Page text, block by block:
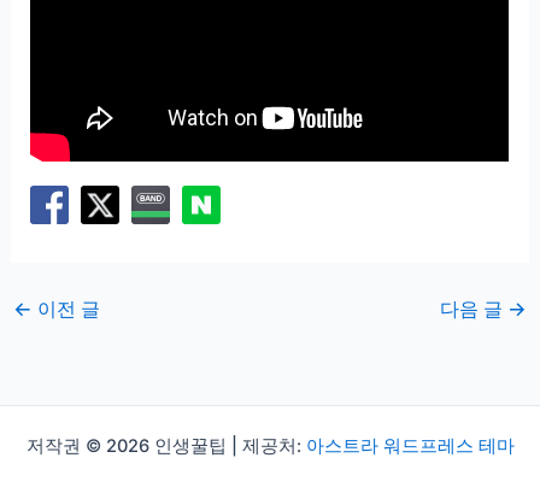
← 이전 글 다음 글 →
저작권 © 2026 인생꿀팁 | 제공처: 아스트라 워드프레스 테마